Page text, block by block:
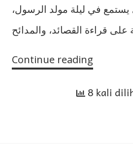
في ليلة مولد الرسول،
Continue reading
8 kali